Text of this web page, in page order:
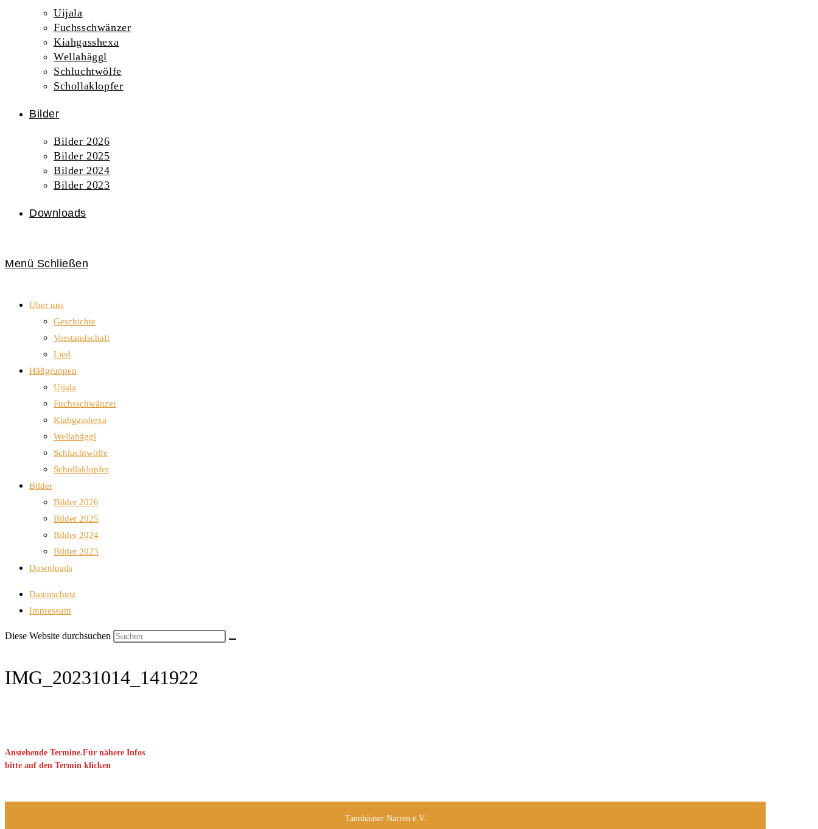
Uijala
Fuchsschwänzer
Kiahgasshexa
Wellahäggl
Schluchtwölfe
Schollaklopfer
Bilder
Bilder 2026
Bilder 2025
Bilder 2024
Bilder 2023
Downloads
Menü Schließen
Über uns
Geschichte
Vorstandschaft
Lied
Häßgruppen
Uijala
Fuchsschwänzer
Kiahgasshexa
Wellahäggl
Schluchtwölfe
Schollaklopfer
Bilder
Bilder 2026
Bilder 2025
Bilder 2024
Bilder 2023
Downloads
Datenschutz
Impressum
Diese Website durchsuchen
IMG_20231014_141922
Anstehende Termine.Für nähere Infos
bitte auf den Termin klicken
Tannhäuser Narren e.V.